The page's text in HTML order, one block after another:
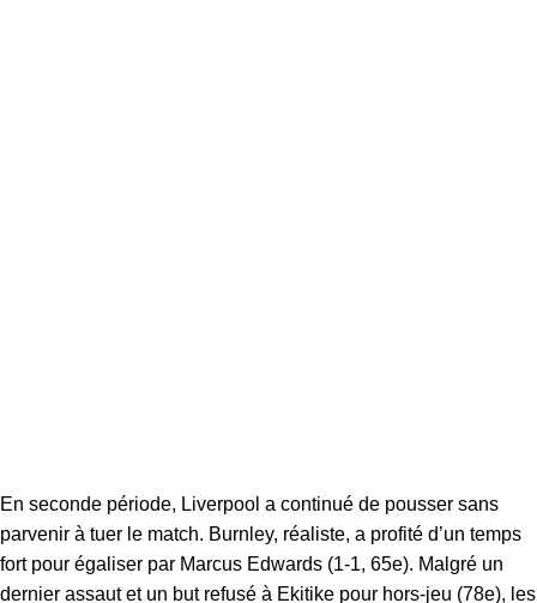
En seconde période, Liverpool a continué de pousser sans
parvenir à tuer le match. Burnley, réaliste, a profité d’un temps
fort pour égaliser par Marcus Edwards (1-1, 65e). Malgré un
dernier assaut et un but refusé à Ekitike pour hors-jeu (78e), les